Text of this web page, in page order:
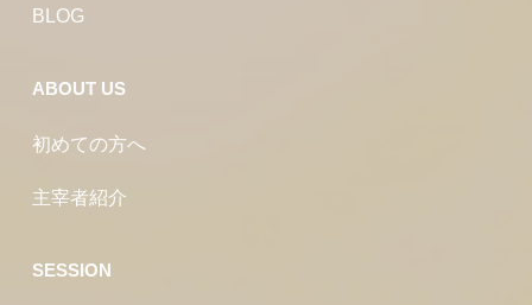
BLOG
ABOUT US
初めての方へ
主宰者紹介
SESSION